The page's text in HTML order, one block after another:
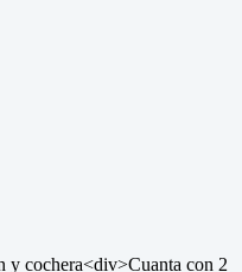
y cochera<div>Cuanta con 2